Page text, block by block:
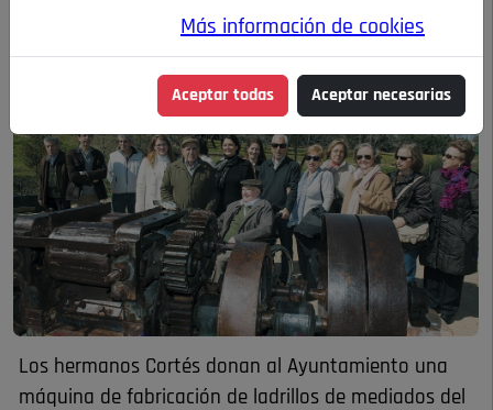
Los hermanos Cortés donan al Ayuntamiento una
máquina de fabricación de ladrillos de mediados del
Más información de cookies
Aceptar todas Aceptar necesarias